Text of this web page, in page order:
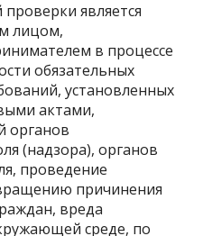
является
лицом,
в процессе
обязательных
установленных
актами,
органов
(надзора), органов
проведение
причинения
вреда
среде, по